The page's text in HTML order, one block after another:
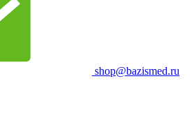
shop@bazismed.ru